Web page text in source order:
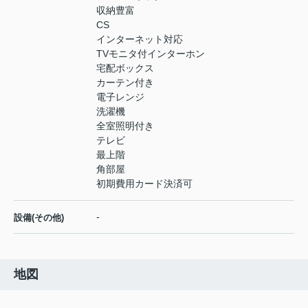
収納豊富
CS
インターネット対応
TVモニタ付インターホン
宅配ボックス
カーテン付き
電子レンジ
洗濯機
全室照明付き
テレビ
最上階
角部屋
初期費用カード決済可
設備(その他) -
地図